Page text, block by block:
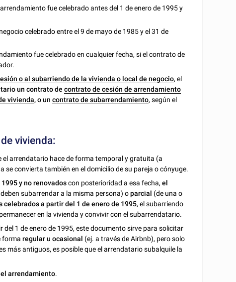
fue celebrado antes del 1 de enero de 1995 y
celebrado entre el 9 de mayo de 1985 y el 31 de
fue celebrado en cualquier fecha, si el contrato de
o al subarriendo de la vivienda o local de negocio, el
un contrato decontrato de cesión de arrendamiento
vivienda,o uncontrato de subarrendamiento, según el
vivienda:
el arrendatario hace de forma temporal y gratuita (a
convierta también en el domicilio de su pareja o cónyuge.
y no renovadoscon posterioridad a esa fecha,el
subarrendar a la misma persona) oparcial (de una o
celebrados a partir del 1 de enero de 1995, el subarriendo
en la vivienda y convivir con el subarrendatario.
1 de enero de 1995, este documento sirve para solicitar
formaregular u ocasional (ej. a través de Airbnb), pero solo
más antiguos, es posible que el arrendatario subalquile la
arrendamiento.